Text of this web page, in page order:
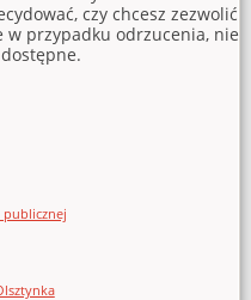
czy chcesz zezwolić
w przypadku odrzucenia, nie